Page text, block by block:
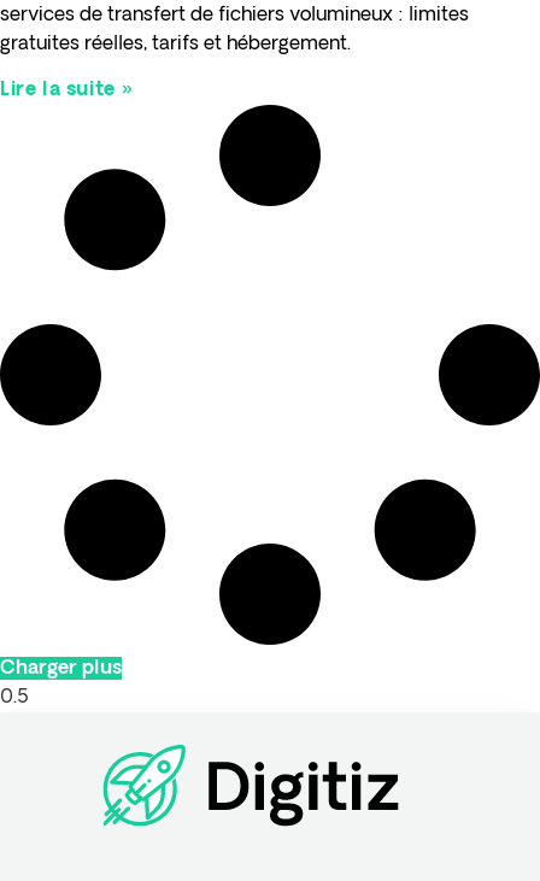
services de transfert de fichiers volumineux : limites
gratuites réelles, tarifs et hébergement.
Lire la suite »
Charger plus